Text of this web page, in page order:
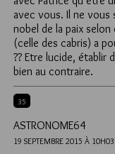
avec vous. Il ne vous
nobel de la paix
(celle des cabris) a
?? Etre lucide, établir
bien au contraire.
35
ASTRONOME64
19 SEPTEMBRE 2015 À